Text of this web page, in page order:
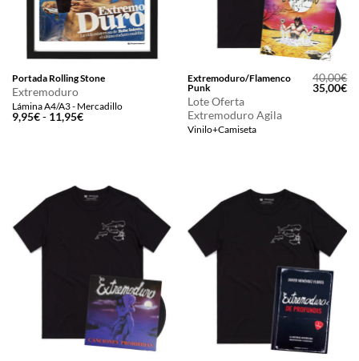
Portada Rolling Stone
Extremoduro
Lámina A4/A3 - Mercadillo
9,95€ - 11,95€Rango
Extremoduro/Flamenco
Punk
Lote Oferta
Extremoduro Agila
Vinilo+Camiseta
40,00€
El
precio
35,00€El